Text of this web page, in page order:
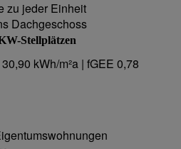
zu jeder Einheit
Dachgeschoss
Stellplätzen
kWh/m²a | fGEE 0,78